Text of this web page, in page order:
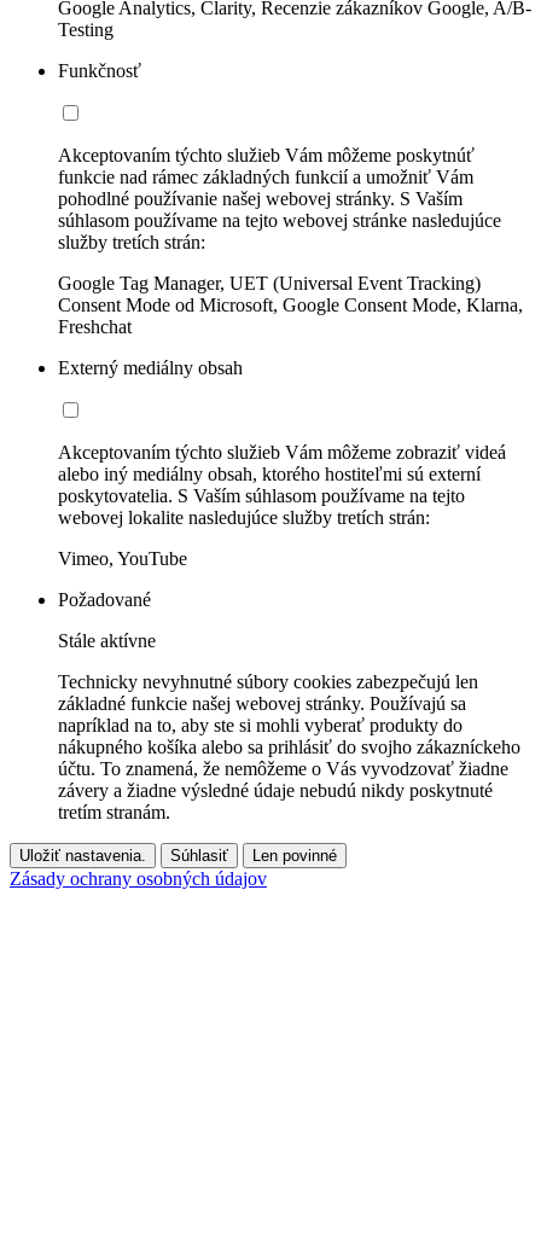
Google Analytics, Clarity, Recenzie zákazníkov Google, A/B-
Testing
Funkčnosť
Akceptovaním týchto služieb Vám môžeme poskytnúť
funkcie nad rámec základných funkcií a umožniť Vám
pohodlné používanie našej webovej stránky. S Vaším
súhlasom používame na tejto webovej stránke nasledujúce
služby tretích strán:
Google Tag Manager, UET (Universal Event Tracking)
Consent Mode od Microsoft, Google Consent Mode, Klarna,
Freshchat
Externý mediálny obsah
Akceptovaním týchto služieb Vám môžeme zobraziť videá
alebo iný mediálny obsah, ktorého hostiteľmi sú externí
poskytovatelia. S Vaším súhlasom používame na tejto
webovej lokalite nasledujúce služby tretích strán:
Vimeo, YouTube
Požadované
Stále aktívne
Technicky nevyhnutné súbory cookies zabezpečujú len
základné funkcie našej webovej stránky. Používajú sa
napríklad na to, aby ste si mohli vyberať produkty do
nákupného košíka alebo sa prihlásiť do svojho zákazníckeho
účtu. To znamená, že nemôžeme o Vás vyvodzovať žiadne
závery a žiadne výsledné údaje nebudú nikdy poskytnuté
tretím stranám.
Uložiť nastavenia. Súhlasiť Len povinné
Zásady ochrany osobných údajov